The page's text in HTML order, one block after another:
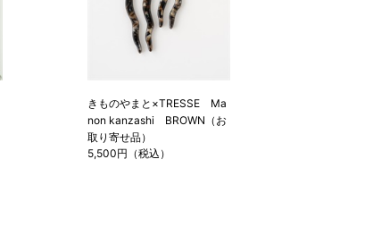
きものやまと×TRESSE Ma
non kanzashi BROWN（お
取り寄せ品）
5,500円（税込）